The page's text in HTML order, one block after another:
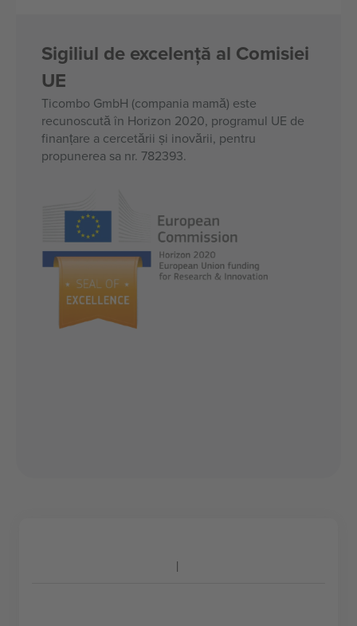
Sigiliul de excelență al Comisiei
UE
Ticombo GmbH (compania mamă) este
recunoscută în Horizon 2020, programul UE de
finanțare a cercetării și inovării, pentru
propunerea sa nr. 782393.